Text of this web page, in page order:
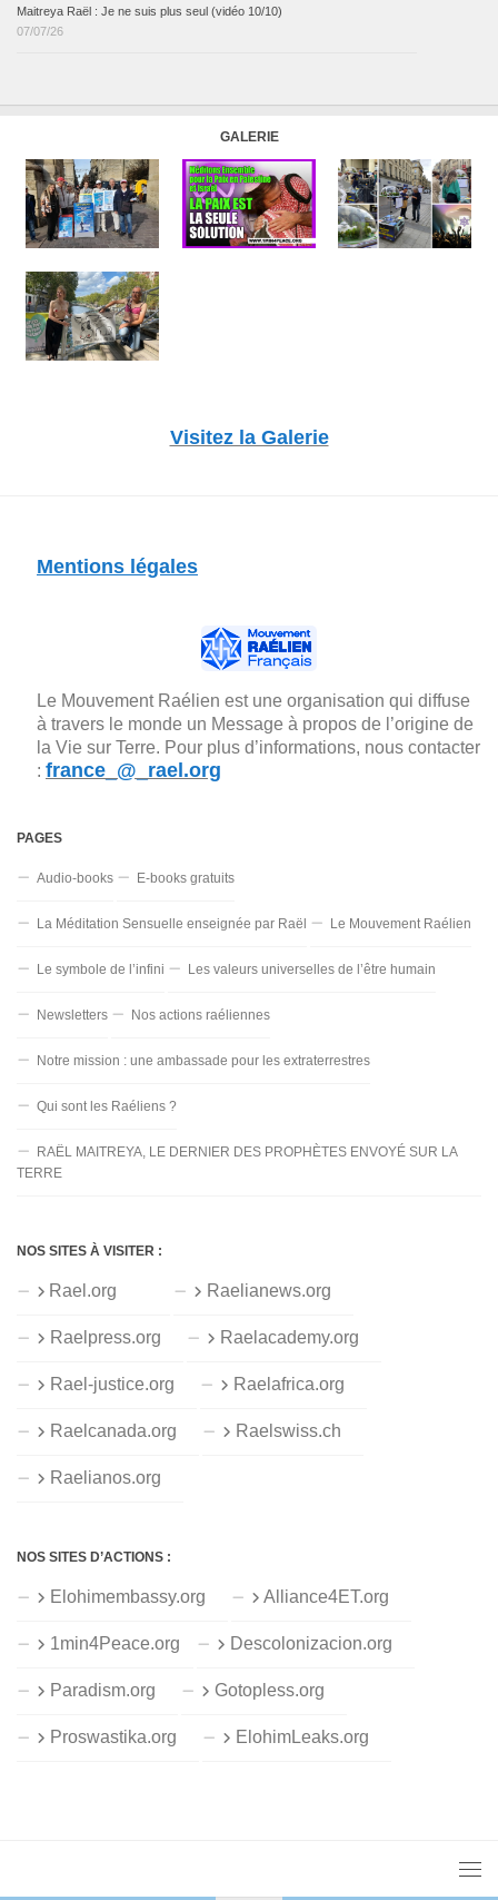
Maitreya Raël : Je ne suis plus seul (vidéo 10/10)
07/07/26
GALERIE
Visitez la Galerie
Mentions légales
Le Mouvement Raélien est une organisation qui diffuse
à travers le monde un Message à propos de l’origine de
la Vie sur Terre. Pour plus d’informations, nous contacter
: france_@_rael.org
PAGES
Audio-books E-books gratuits
La Méditation Sensuelle enseignée par Raël Le Mouvement Raélien
Le symbole de l’infini Les valeurs universelles de l’être humain
Newsletters Nos actions raéliennes
Notre mission : une ambassade pour les extraterrestres
Qui sont les Raéliens ?
RAËL MAITREYA, LE DERNIER DES PROPHÈTES ENVOYÉ SUR LA
TERRE
NOS SITES À VISITER :
Rael.org Raelianews.org
Raelpress.org Raelacademy.org
Rael-justice.org Raelafrica.org
Raelcanada.org Raelswiss.ch
Raelianos.org
NOS SITES D’ACTIONS :
Elohimembassy.org Alliance4ET.org
1min4Peace.org Descolonizacion.org
Paradism.org Gotopless.org
Proswastika.org ElohimLeaks.org